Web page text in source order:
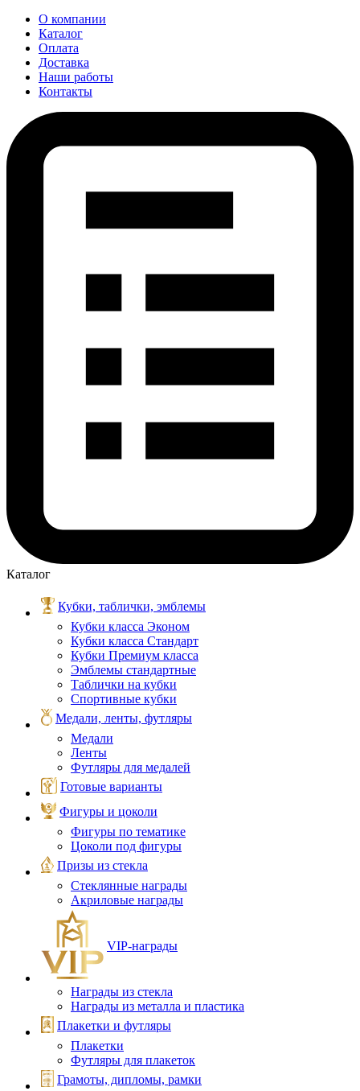
О компании
Каталог
Оплата
Доставка
Наши работы
Контакты
Каталог
Кубки, таблички, эмблемы
Кубки класса Эконом
Кубки класса Стандарт
Кубки Премиум класса
Эмблемы стандартные
Таблички на кубки
Спортивные кубки
Медали, ленты, футляры
Медали
Ленты
Футляры для медалей
Готовые варианты
Фигуры и цоколи
Фигуры по тематике
Цоколи под фигуры
Призы из стекла
Стеклянные награды
Акриловые награды
VIP‑награды
Награды из стекла
Награды из металла и пластика
Плакетки и футляры
Плакетки
Футляры для плакеток
Грамоты, дипломы, рамки